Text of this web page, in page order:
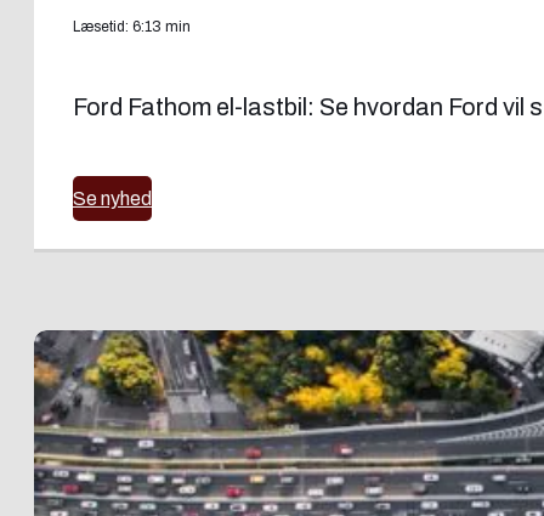
Læsetid: 6:13 min
Ford Fathom el-lastbil: Se hvordan Ford vil
Se nyhed